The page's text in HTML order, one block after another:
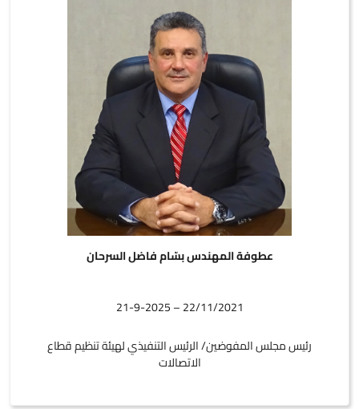
عطوفة المهندس بسّام فاضل السرحان
22/11/2021 – 21-9-2025
رئيس مجلس المفوضين/ الرئيس التنفيذي لهيئة تنظيم قطاع
الاتصالات